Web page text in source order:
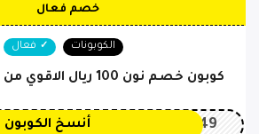
خصم فعال
الكوبونات فعال
كوبون خصم نون 100 ريال الاقوي من Noon فى 2023
OP149 أنسخ الكوبون